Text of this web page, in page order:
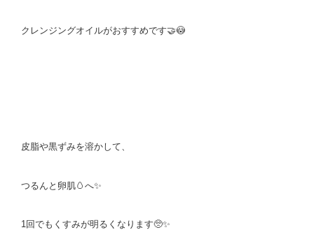
クレンジングオイルがおすすめです🤝😳
皮脂や黒ずみを溶かして、
つるんと卵肌🥚へ✨
1回でもくすみが明るくなります🥺✨